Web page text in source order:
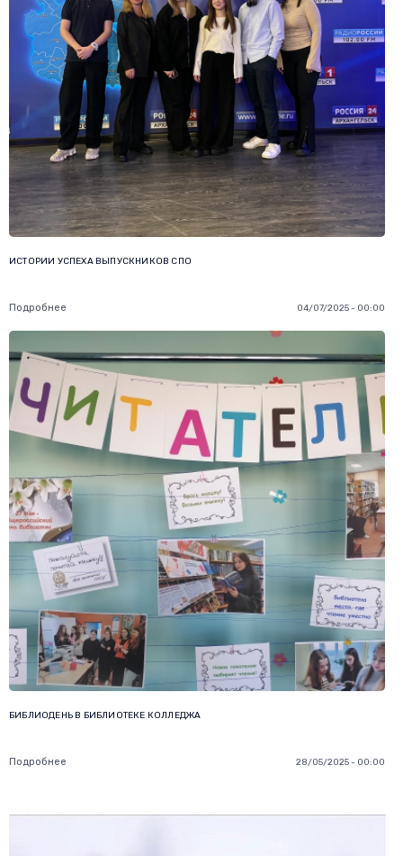
ИСТОРИИ УСПЕХА ВЫПУСКНИКОВ СПО
Подробнее 04/07/2025 - 00:00
БИБЛИОДЕНЬ В БИБЛИОТЕКЕ КОЛЛЕДЖА
Подробнее 28/05/2025 - 00:00